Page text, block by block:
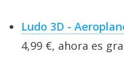
Ludo 3D -
4,99 €, ahora es